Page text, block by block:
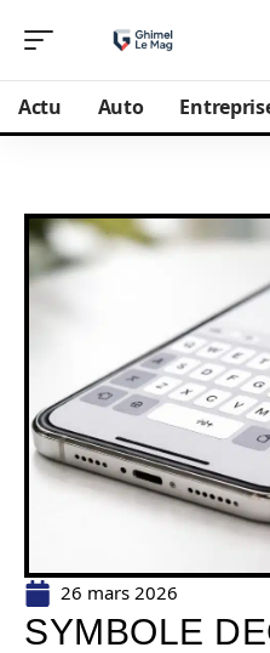
Actu Auto
26 mars 2026
SYMBOLE